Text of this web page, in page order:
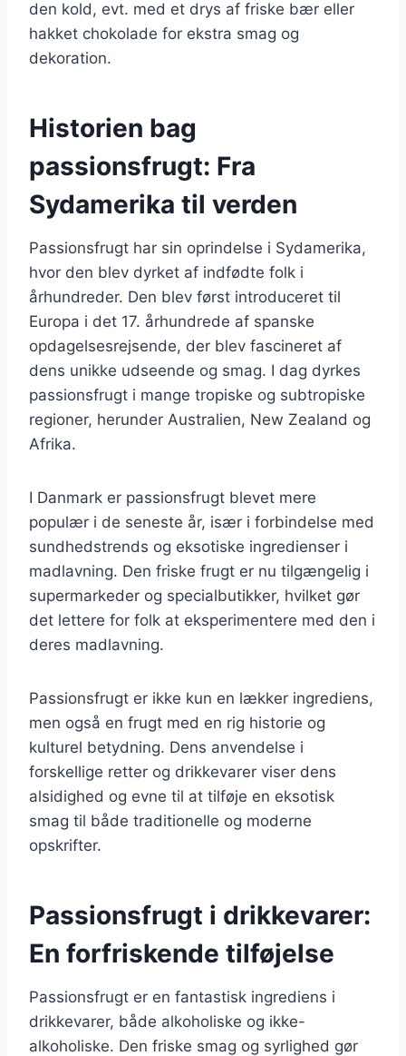
den kold, evt. med et drys af friske bær eller
hakket chokolade for ekstra smag og
dekoration.
Historien bag
passionsfrugt: Fra
Sydamerika til verden
Passionsfrugt har sin oprindelse i Sydamerika,
hvor den blev dyrket af indfødte folk i
århundreder. Den blev først introduceret til
Europa i det 17. århundrede af spanske
opdagelsesrejsende, der blev fascineret af
dens unikke udseende og smag. I dag dyrkes
passionsfrugt i mange tropiske og subtropiske
regioner, herunder Australien, New Zealand og
Afrika.
I Danmark er passionsfrugt blevet mere
populær i de seneste år, især i forbindelse med
sundhedstrends og eksotiske ingredienser i
madlavning. Den friske frugt er nu tilgængelig i
supermarkeder og specialbutikker, hvilket gør
det lettere for folk at eksperimentere med den i
deres madlavning.
Passionsfrugt er ikke kun en lækker ingrediens,
men også en frugt med en rig historie og
kulturel betydning. Dens anvendelse i
forskellige retter og drikkevarer viser dens
alsidighed og evne til at tilføje en eksotisk
smag til både traditionelle og moderne
opskrifter.
Passionsfrugt i drikkevarer:
En forfriskende tilføjelse
Passionsfrugt er en fantastisk ingrediens i
drikkevarer, både alkoholiske og ikke-
alkoholiske. Den friske smag og syrlighed gør